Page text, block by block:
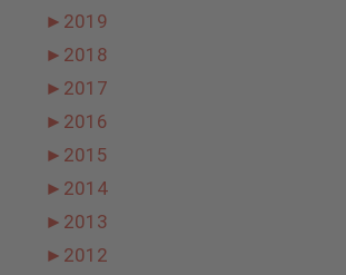
► 2019
► 2018
► 2017
► 2016
► 2015
► 2014
► 2013
► 2012